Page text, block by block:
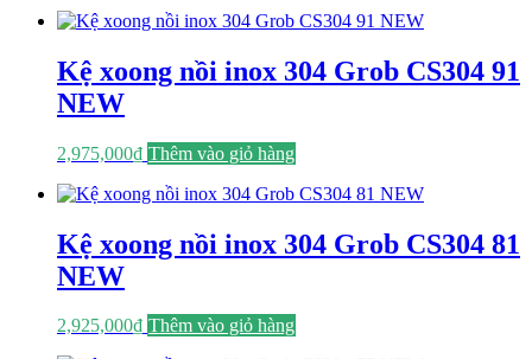
Kệ xoong nồi inox 304 Grob CS304 91
NEW
2,975,000₫ Thêm vào giỏ hàng
Kệ xoong nồi inox 304 Grob CS304 81
NEW
2,925,000₫ Thêm vào giỏ hàng